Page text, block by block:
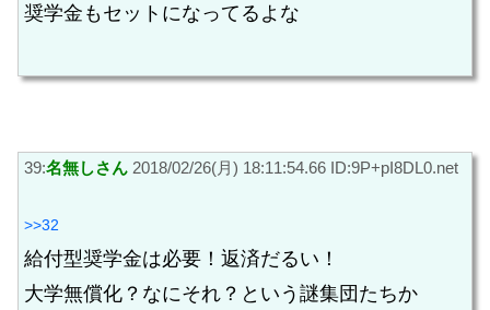
奨学金もセットになってるよな
39:名無しさん 2018/02/26(月) 18:11:54.66 ID:9P+pI8DL0.net
>>32
給付型奨学金は必要！返済だるい！
大学無償化？なにそれ？という謎集団たちか